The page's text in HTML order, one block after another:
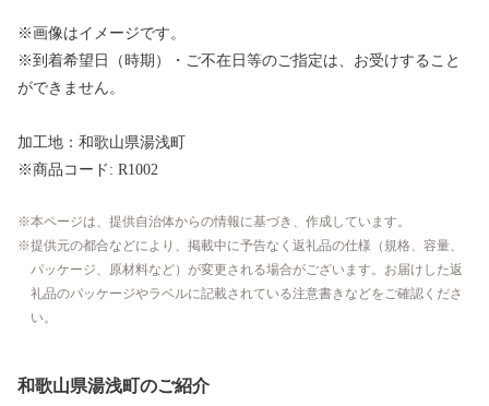
※画像はイメージです。
※到着希望日（時期）・ご不在日等のご指定は、お受けすること
ができません。
加工地：和歌山県湯浅町
※商品コード: R1002
本ページは、提供自治体からの情報に基づき、作成しています。
提供元の都合などにより、掲載中に予告なく返礼品の仕様（規格、容量、
パッケージ、原材料など）が変更される場合がございます。お届けした返
礼品のパッケージやラベルに記載されている注意書きなどをご確認くださ
い。
和歌山県湯浅町のご紹介